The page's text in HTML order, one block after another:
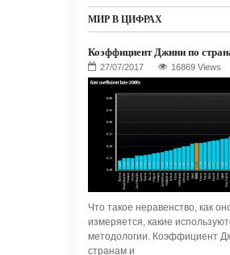
МИР В ЦИФРАХ
Коэффициент Джини по
16869 Views
Что такое неравенство, как
измеряется, какие
методологии. Коэффициент
странам и